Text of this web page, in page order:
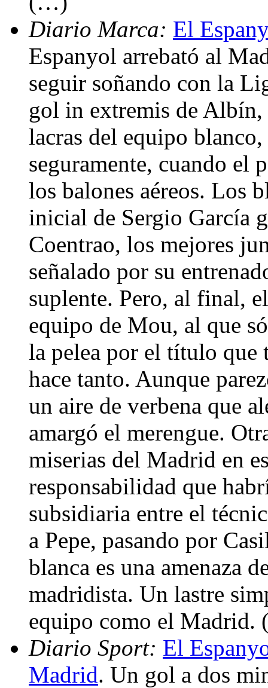
Diario Marca: El
Espanyol arrebató al
seguir soñando con la
gol in extremis de Albín,
lacras del equipo
seguramente, cuando el
los balones aéreos. Los
inicial de Sergio García
Coentrao, los mejores
señalado por su
suplente. Pero, al final,
equipo de Mou, al que
la pelea por el título que
hace tanto. Aunque
un aire de verbena que
amargó el merengue.
miserias del Madrid en
responsabilidad que
subsidiaria entre el
a Pepe, pasando por
blanca es una amenaza
madridista. Un lastre
equipo como el
Diario Sport: El
Madrid. Un gol a dos